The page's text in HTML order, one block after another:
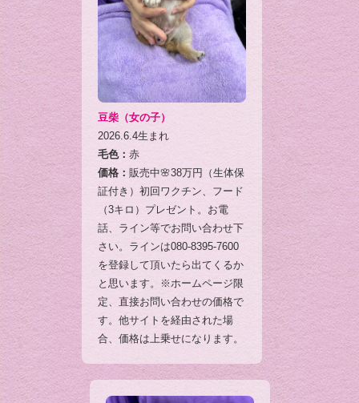
豆柴（女の子）
2026.6.4生まれ
毛色： 赤
価格： 販売中🌸38万円（生体保
証付き）初回ワクチン、フード
（3キロ）プレゼント。お電
話、ライン等でお問い合わせ下
さい。ラインは080-8395-7600
を登録して頂いたら出てくるか
と思います。※ホームページ限
定、直接お問い合わせの価格で
す。他サイトを経由された場
合、価格は上乗せになります。